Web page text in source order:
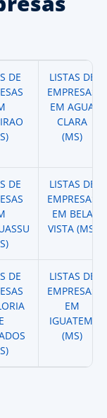
DE
LISTAS DE
EMPRESAS
EM AGUA
CLARA
(MS)
DE
LISTAS DE
EMPRESAS
EM BELA
VISTA (MS)
DE
LISTAS DE
EMPRESAS
EM
IGUATEMI
(MS)